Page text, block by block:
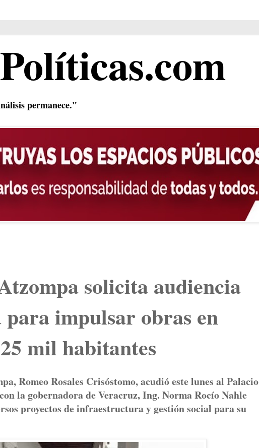
permanece."
solicita audiencia
impulsar obras en
mil habitantes
Romeo Rosales Crisóstomo, acudió este lunes al Palacio
la gobernadora de Veracruz, Ing. Norma Rocío Nahle
proyectos de infraestructura y gestión social para su